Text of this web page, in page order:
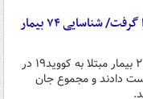
کرونا جان ۲ هموطن را گرفت/ شناسایی ۷۴ بیمار
در ۲۴ ساعت گذشته، ۲ بیمار مبتلا به کووید۱۹ در
دادند و مجموع جان